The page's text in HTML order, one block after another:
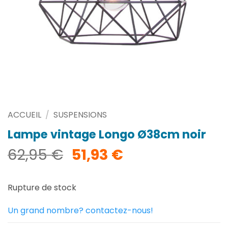
ACCUEIL / SUSPENSIONS
Lampe vintage Longo Ø38cm noir
62,95€ Le
prix
initial
était :
62,95 €.
51,93 €Le
51,93 €.
Rupture de stock
Un grand nombre? contactez-nous!